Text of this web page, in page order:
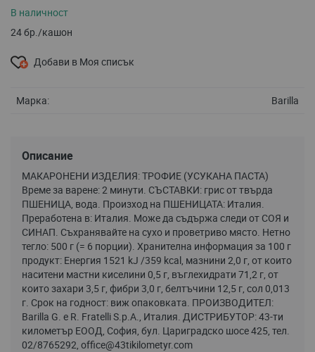
В наличност
24 бр./кашон
Добави в Моя списък
Маркa: Barilla
Описание
МАКАРОНЕНИ ИЗДЕЛИЯ: ТРОФИЕ (УСУКАНА ПАСТА)
Време за варене: 2 минути. СЪСТАВКИ: грис от твърда
ПШЕНИЦА, вода. Произход на ПШЕНИЦАТА: Италия.
Преработена в: Италия. Може да съдържа следи от СОЯ и
СИНАП. Съхранявайте на сухо и проветриво място. Нетно
тегло: 500 г (= 6 порции). Хранителна информация за 100 г
продукт: Енергия 1521 kJ /359 kcal, мазнини 2,0 г, от които
наситени мастни киселини 0,5 г, въглехидрати 71,2 г, от
които захари 3,5 г, фибри 3,0 г, белтъчини 12,5 г, сол 0,013
г. Срок на годност: виж опаковката. ПРОИЗВОДИТЕЛ:
Barilla G. e R. Fratelli S.p.A., Италия. ДИСТРИБУТОР: 43-ти
километър ЕООД, София, бул. Цариградско шосе 425, тел.
02/8765292, office@43tikilometyr.com